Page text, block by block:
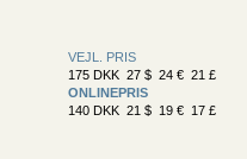
VEJL. PRIS
175 DKK 27 $ 24 € 21 £
ONLINEPRIS
140 DKK 21 $ 19 € 17 £